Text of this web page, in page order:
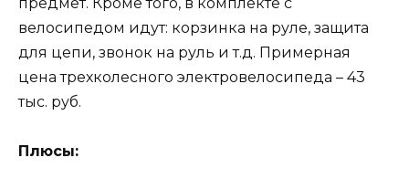
велосипедом идут: корзинка на руле, защита
для цепи, звонок на руль и т.д. Примерная
цена трехколесного электровелосипеда – 43
тыс. руб.
Плюсы: